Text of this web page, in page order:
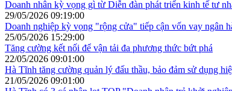
Doanh nhân kỳ vọng gì từ Diễn đàn phát triển kinh tế tư
29/05/2026 09:19:00
Doanh nghiệp kỳ vọng "rộng cửa" tiếp cận vốn vay ngân
25/05/2026 15:29:00
Tăng cường kết nối để vận tải đa phương thức bứt phá
22/05/2026 09:01:00
Hà Tĩnh tăng cường quản lý đấu thầu, bảo đảm sử dụng
21/05/2026 09:01:00